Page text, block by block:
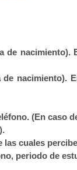
de nacimiento).
nacimiento).
(En caso
las cuales
periodo de